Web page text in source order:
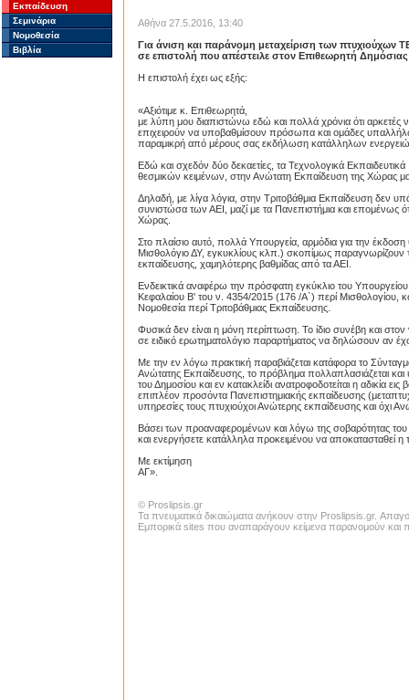
Εκπαίδευση
Σεμινάρια
Νομοθεσία
Βιβλία
Αθήνα 27.5.2016, 13:40
Για άνιση και παράνομη μεταχείριση των πτυχιούχων
σε επιστολή που απέστειλε στον Επιθεωρητή
Η επιστολή έχει ως εξής:
«Αξιότιμε κ. Επιθεωρητά,
με λύπη μου διαπιστώνω εδώ και πολλά χρόνια ότι αρκετές
επιχειρούν να υποβαθμίσουν πρόσωπα και ομάδες
παραμικρή από μέρους σας εκδήλωση κατάλληλων
Εδώ και σχεδόν δύο δεκαετίες, τα Τεχνολογικά
θεσμικών κειμένων, στην Ανώτατη Εκπαίδευση της Χώρας
Δηλαδή, με λίγα λόγια, στην Τριτοβάθμια Εκπαίδευση δεν
συνιστώσα των ΑΕΙ, μαζί με τα Πανεπιστήμια και επομένως
Χώρας.
Στο πλαίσιο αυτό, πολλά Υπουργεία, αρμόδια για την
Μισθολόγιο ΔΥ, εγκυκλίους κλπ.) σκοπίμως παραγνωρίζουν
εκπαίδευσης, χαμηλότερης βαθμίδας από τα ΑΕΙ.
Ενδεικτικά αναφέρω την πρόσφατη εγκύκλιο του
Κεφαλαίου Β' του ν. 4354/2015 (176 /Α΄) περί
Νομοθεσία περί Τριτοβάθμιας Εκπαίδευσης.
Φυσικά δεν είναι η μόνη περίπτωση. Το ίδιο συνέβη και
σε ειδικό ερωτηματολόγιο παραρτήματος να δηλώσουν αν
Με την εν λόγω πρακτική παραβιάζεται κατάφορα το
Ανώτατης Εκπαίδευσης, το πρόβλημα πολλαπλασιάζεται και
του Δημοσίου και εν κατακλείδι ανατροφοδοτείται η αδικία
επιπλέον προσόντα Πανεπιστημιακής εκπαίδευσης
υπηρεσίες τους πτυχιούχοι Ανώτερης εκπαίδευσης και όχι
Βάσει των προαναφερομένων και λόγω της σοβαρότητας
και ενεργήσετε κατάλληλα προκειμένου να αποκατασταθεί η
Με εκτίμηση
ΑΓ».
© Proslipsis.gr
Τα πνευματικά δικαιώματα ανήκουν στην Proslipsis.gr.
Εμπορικά sites που αναπαράγουν κείμενα παρανομούν και